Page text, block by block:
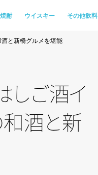
焼酎 ウイスキー その他飲料
と新橋グルメを堪能
し ご酒イ
和酒 と 新